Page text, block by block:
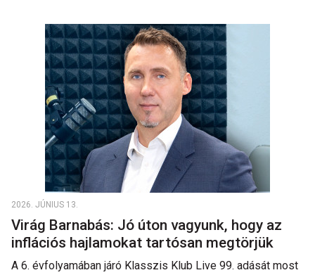
2026. JÚNIUS 13.
Virág Barnabás: Jó úton vagyunk, hogy az
inflációs hajlamokat tartósan megtörjük
A 6. évfolyamában járó Klasszis Klub Live 99. adását most